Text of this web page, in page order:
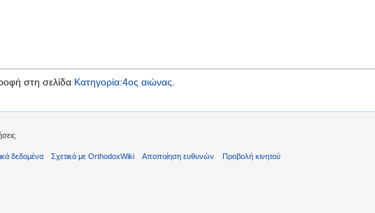
στη σελίδα Κατηγορία:4ος αιώνας.
δεδομένα Σχετικά με OrthodoxWiki Αποποίηση ευθυνών Προβολή κινητού